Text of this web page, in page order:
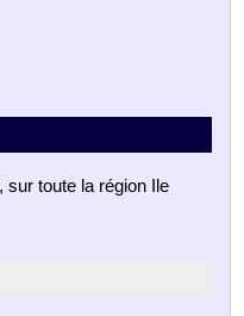
toute la région Ile